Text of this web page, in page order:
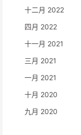
十二月 2022
四月 2022
十一月 2021
三月 2021
一月 2021
十月 2020
九月 2020